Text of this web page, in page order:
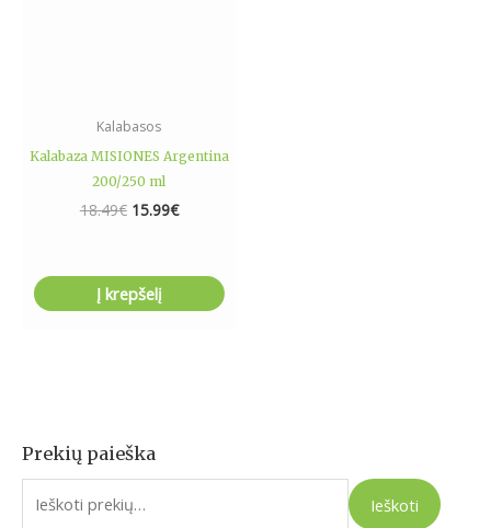
Prekių paieška
I
e
Ieškoti
Kalabasos
Kalabaza MISIONES Argentina
200/250 ml
18.49€ 15.99€
Į krepšelį